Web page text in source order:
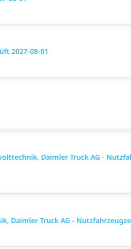
2027-08-01
Daimler Truck AG -
Truck AG -